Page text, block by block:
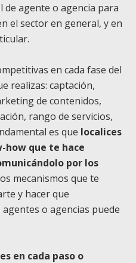
agente o agencia para
el sector en general, y en
en cada fase del
realizas: captación,
de contenidos,
rango de servicios,
es que localices
how que te hace
por los
mecanismos que te
y hacer que
o agencias puede
en cada paso o